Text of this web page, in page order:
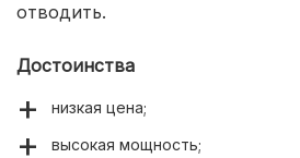
отводить.
Достоинства
низкая цена;
высокая мощность;